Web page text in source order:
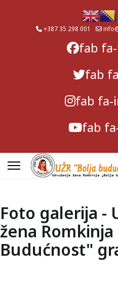
+387 35 298 001
fab
fab
fab fa-
fab
Foto galerija -
žena
Budućnost"